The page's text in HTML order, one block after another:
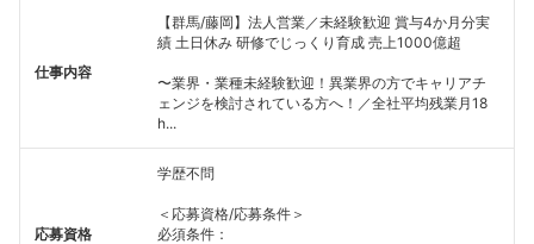
仕事内容
【群馬/藤岡】法人営業／未経験歓迎 賞与4か月分実
績 土日休み 研修でじっくり育成 売上1000億超
〜業界・業種未経験歓迎！異業界の方でキャリアチ
ェンジを検討されている方へ！／全社平均残業月18
h...
応募資格
学歴不問
＜応募資格/応募条件＞
必須条件：